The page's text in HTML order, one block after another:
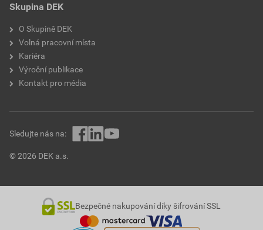
Skupina DEK
O Skupině DEK
Volná pracovní místa
Kariéra
Výroční publikace
Kontakt pro média
© 2026 DEK a.s.
Sledujte nás na:
Bezpečné nakupování díky šifrování SSL